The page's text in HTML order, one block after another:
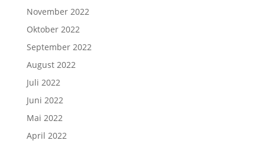
November 2022
Oktober 2022
September 2022
August 2022
Juli 2022
Juni 2022
Mai 2022
April 2022